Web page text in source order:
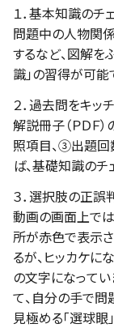
１．基本知識のチ
問題中の人物関
するなど、図解を
識」の習得が可能
２．過去問をキッ
解説冊子（ＰＤＦ
照項目、③出題回
ば、基礎知識のチ
３．選択肢の正誤
動画の画面上では
所が赤色で表示さ
るが、ヒッカケに
の文字になってい
て、自分の手で問
見極める「選球眼